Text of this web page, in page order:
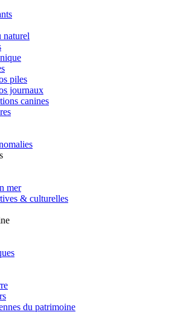
naturel
piles
journaux
canines
mer
& culturelles
du patrimoine